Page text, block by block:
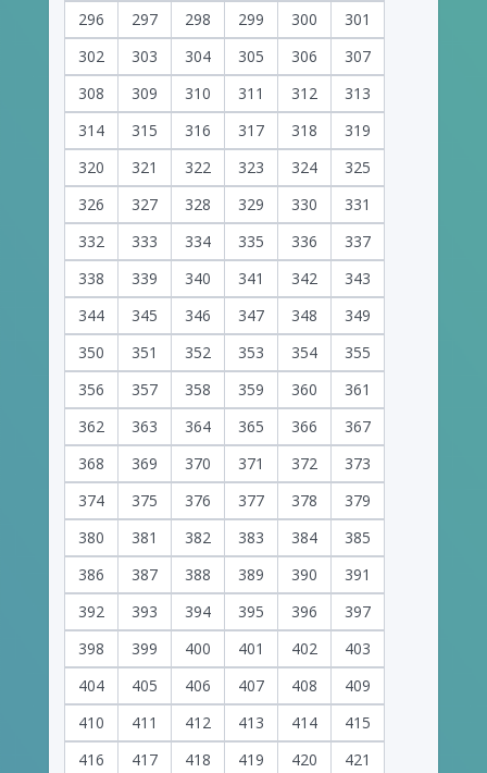
296
297 298 299 300
301
302
303 304 305 306
307
308
309 310 311 312
313
314
315 316 317 318
319
320
321 322 323 324
325
326
327 328 329 330
331
332
333 334 335 336
337
338
339 340 341 342
343
344
345 346 347 348
349
350
351 352 353 354
355
356
357 358 359 360
361
362
363 364 365 366
367
368
369 370 371 372
373
374
375 376 377 378
379
380
381 382 383 384
385
386
387 388 389 390
391
392
393 394 395 396
397
398
399 400 401 402
403
404
405 406 407 408
409
410
411 412 413 414
415
416
417 418 419 420 421